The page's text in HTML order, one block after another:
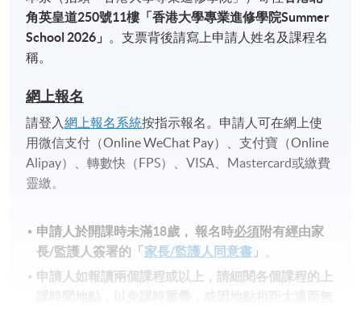
角英皇道250號11樓「香港大學專業進修學院Summer
School 2026 」
。支票背後請寫上申請人姓名及課程名
稱。
網上報名
請登入網上報名系統按指示報名。申請人可在網上使
用微信支付（Online WeChat Pay）、支付寶（Online
Alipay）、轉數快（FPS）、VISA、Mastercard或繳費
靈繳。
申請人於開課時未滿18歲​， 報名時必須附有經由家
長/監護人簽署的「家長/監護人同意書 」
。
申請人如報讀兩個課程或以上，請細閱各個課程的上